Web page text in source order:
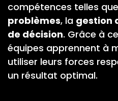
compétences telles
problèmes, la gestion
de décision. Grâce à
équipes apprennent à
utiliser leurs forces
un résultat optimal.